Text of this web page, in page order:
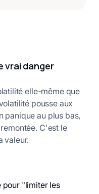
vrai danger
elle-même que
pousse aux
panique au plus bas,
C'est le
valeur.
pour "limiter les